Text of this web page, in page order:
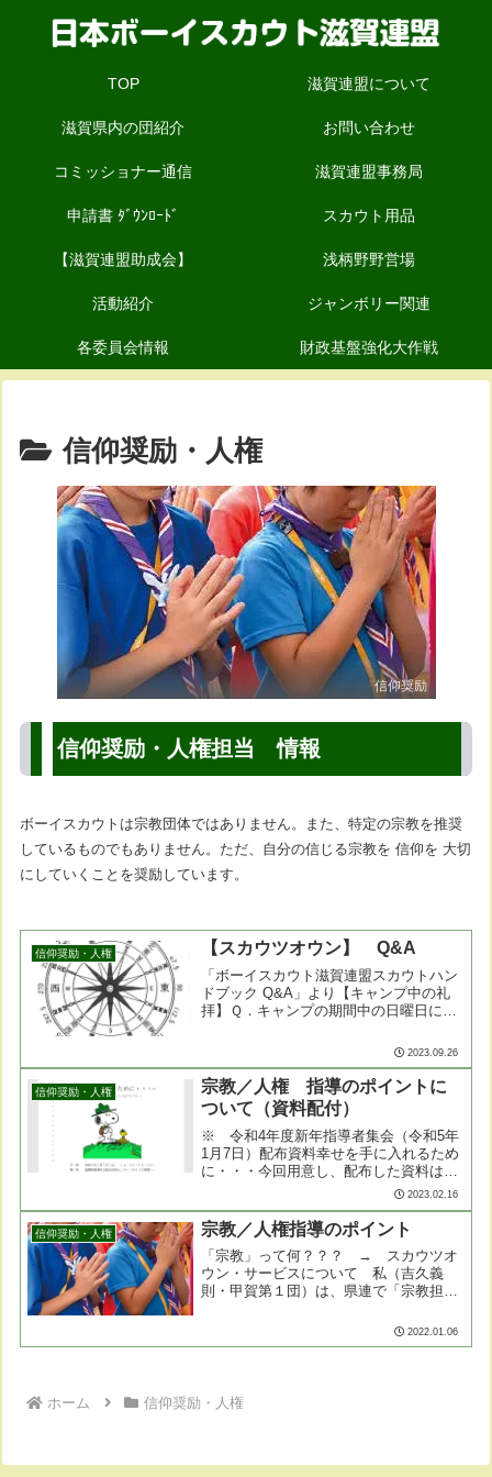
TOP 滋賀連盟について
滋賀県内の団紹介 お問い合わせ
コミッショナー通信 滋賀連盟事務局
申請書 ﾀﾞｳﾝﾛｰﾄﾞ スカウト用品
【滋賀連盟助成会】 浅柄野野営場
活動紹介 ジャンボリー関連
各委員会情報 財政基盤強化大作戦
信仰奨励・人権
信仰奨励
信仰奨励・人権担当 情報
ボーイスカウトは宗教団体ではありません。また、特定の宗教を推奨
しているものでもありません。ただ、自分の信じる宗教を 信仰を 大切
にしていくことを奨励しています。
信仰奨励・人権 【スカウツオウン】 Q&A
「ボーイスカウト滋賀連盟スカウトハン
ドブック Q&A」より【キャンプ中の礼
拝】Ｑ．キャンプの期間中の日曜日に
できる「スカウツオウン」を行います。
会では、「日曜礼拝」とし......
2023.09.26
信仰奨励・人権
宗教／人権 指導のポイントに
ついて（資料配付）
※ 令和4年度新年指導者集会（令和5年
1月7日）配布資料幸せを手に入れるため
に・・・今回用意し、配布した資料は、
「人間の幸せって、なんだろうなあ」と
県連内の指導者の皆様に、いろいろと考
えていただく機会を提......
2023.02.16
信仰奨励・人権 宗教／人権指導のポイント
「宗教」って何？？？ → スカウツオ
ウン・サービスについて 私（吉久義
則・甲賀第１団）は、県連で「宗教担当
リーダートレーナーとして訓練の機会に
「明確な信仰を」などとエラそうに語っ
2022.01.06
ホーム 信仰奨励・人権